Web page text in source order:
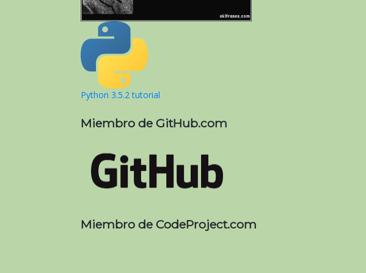
Python 3.5.2 tutorial
Miembro de GitHub.com
Miembro de CodeProject.com